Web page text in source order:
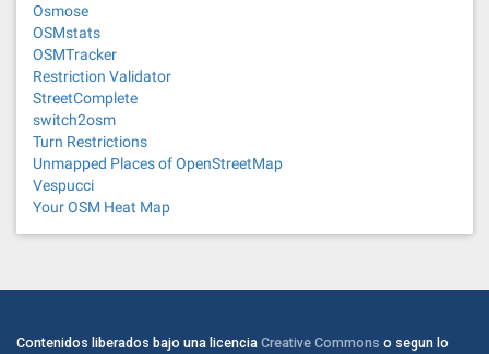
Osmose
OSMstats
OSMTracker
Restriction Validator
StreetComplete
switch2osm
Turn Restrictions
Unmapped Places of OpenStreetMap
Vespucci
Your OSM Heat Map
Contenidos liberados bajo una licencia Creative Commons o segun lo